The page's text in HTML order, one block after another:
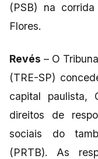
(PSB) na
Flores.
Revés – O
(TRE-SP)
capital paulista,
direitos de
sociais do
(PRTB). As